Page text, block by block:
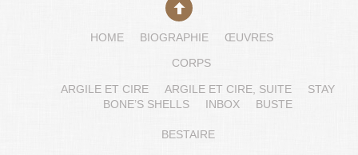
HOME BIOGRAPHIE ŒUVRES
CORPS
ARGILE ET CIRE ARGILE ET CIRE, SUITE
STAY
BONE’S SHELLS
INBOX BUSTE
BESTAIRE